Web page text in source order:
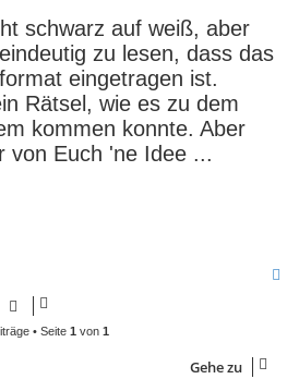
schwarz auf weiß, aber
zu lesen, dass das
eingetragen ist.
Rätsel, wie es zu dem
kommen konnte. Aber
von Euch 'ne Idee ...
• Seite 1 von 1
Gehe zu